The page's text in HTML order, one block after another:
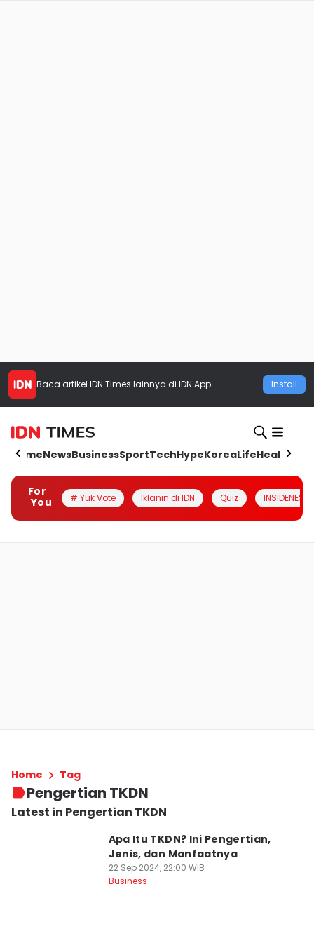
Baca artikel IDN Times lainnya di IDN App Install
HomeNewsBusinessSportTechHypeKoreaLifeHealth
For
You
# Yuk Vote Iklanin di IDN Quiz INSIDENESIA
Home Tag
Pengertian TKDN
Latest in Pengertian TKDN
Apa Itu TKDN? Ini Pengertian,
Jenis, dan Manfaatnya
22 Sep 2024, 22:00 WIB
Business